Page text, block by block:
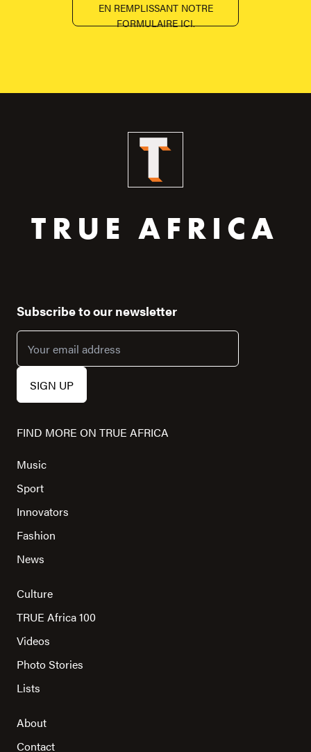
EN REMPLISSANT NOTRE
FORMULAIRE ICI.
TRUE AFRICA
Subscribe to our newsletter
FIND MORE ON TRUE AFRICA
Music
Sport
Innovators
Fashion
News
Culture
TRUE Africa 100
Videos
Photo Stories
Lists
About
Contact